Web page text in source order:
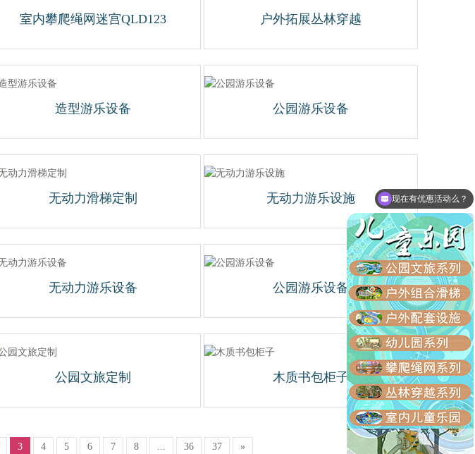
室内攀爬绳网迷宫QLD123 户外拓展丛林穿越
造型游乐设备 公园游乐设备
无动力滑梯定制 无动力游乐设施
无动力游乐设备 公园游乐设备
公园文旅定制 木质书包柜子
3 4 5 6 7 8 ... 36 37 »
现在有优惠活动么？